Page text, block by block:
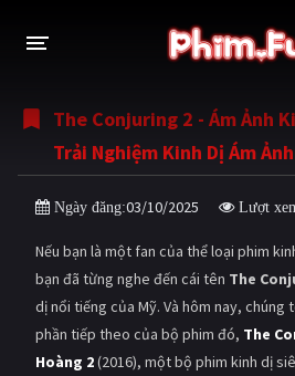
THỂ LOẠI
Thần thoại - Cổ trang
Tâm lý
Võ thuật - Kiếm hiệp
Kinh dị Tội
Phiêu lưu Hài
The Conjuring 2 - Ám Ảnh
Trải Nghiệm Kinh Dị Ám Ảnh
Ngày đăng:03/10/2025 Lượt
Nếu bạn là một fan của thể loại phim
bạn đã từng nghe đến cái tên The
dị nổi tiếng của Mỹ. Và hôm nay, chúng
phần tiếp theo của bộ phim đó, The
Hoàng 2(2016), một bộ phim kinh dị